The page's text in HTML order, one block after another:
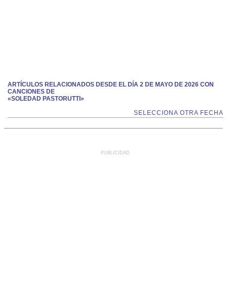
ARTÍCULOS RELACIONADOS DESDE EL DÍA 2 DE MAYO DE 2026 CON
CANCIONES DE
«SOLEDAD PASTORUTTI»
SELECCIONA OTRA FECHA
PUBLICIDAD